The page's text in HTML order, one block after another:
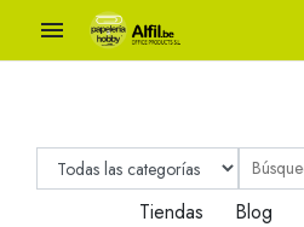

Tiendas Blog